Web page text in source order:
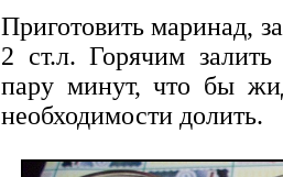
Приготовить маринад,
2 ст.л. Горячим
пару минут, что бы
необходимости долить.